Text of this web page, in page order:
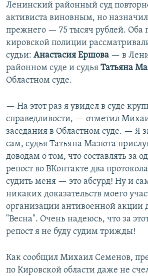
Ленинский районный суд
активиста виновным, но
прежнего — 75 тысяч рублей. Оба
кировской полиции
судьи: Анастасия Ершова — в
районном суде и судья Татьяна
Областном суде.
— На этот раз я увидел в суде
справедливости, — отметил
заседания в Областном суде. — Я
сам, судья Татьяна Мазюта
доводам о том, что составлять за
репост во ВКонтакте два
судить меня — это абсурд! Ну и
никаких доказательств моего
организации антивоенной акции
"Весна". Очень надеюсь, что за
репост я не буду судим трижды!
Как сообщил Михаил Семенов,
по Кировской области даже не